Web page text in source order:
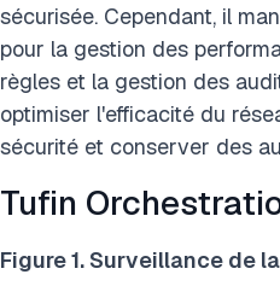
sécurisée. Cependant, il
pour la gestion des
règles et la gestion des
optimiser l'efficacité du
sécurité et conserver des
Tufin
Figure 1. Surveillance de